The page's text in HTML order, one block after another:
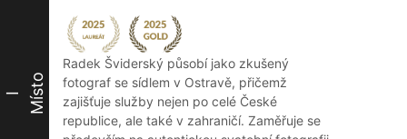
I Místo
Radek Šviderský působí jako zkušený
fotograf se sídlem v Ostravě, přičemž
zajišťuje služby nejen po celé České
republice, ale také v zahraničí. Zaměřuje se